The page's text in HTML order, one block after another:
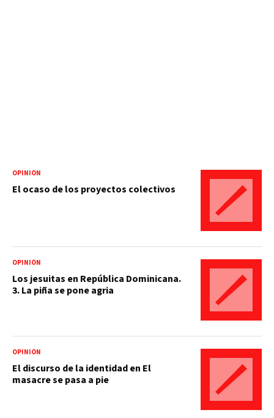
OPINIÓN
El ocaso de los proyectos colectivos
OPINIÓN
Los jesuitas en República Dominicana.
3. La piña se pone agria
OPINIÓN
El discurso de la identidad en El
masacre se pasa a pie